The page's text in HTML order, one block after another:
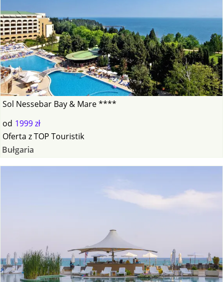
Sol Nessebar Bay & Mare ****
od 1999 zł
Oferta zTOP Touristik
Bułgaria